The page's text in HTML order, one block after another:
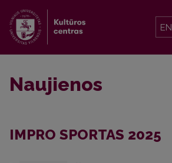
EN
Naujienos
IMPRO SPORTAS 2025